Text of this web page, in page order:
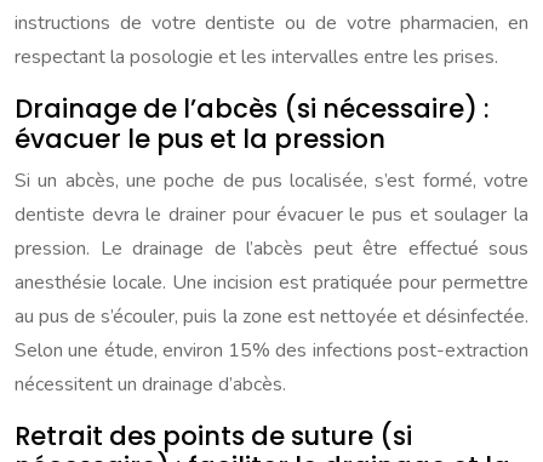
instructions de votre dentiste ou de votre pharmacien, en
respectant la posologie et les intervalles entre les prises.
Drainage de l’abcès (si nécessaire) :
évacuer le pus et la pression
Si un abcès, une poche de pus localisée, s’est formé, votre
dentiste devra le drainer pour évacuer le pus et soulager la
pression. Le drainage de l’abcès peut être effectué sous
anesthésie locale. Une incision est pratiquée pour permettre
au pus de s’écouler, puis la zone est nettoyée et désinfectée.
Selon une étude, environ 15% des infections post-extraction
nécessitent un drainage d’abcès.
Retrait des points de suture (si